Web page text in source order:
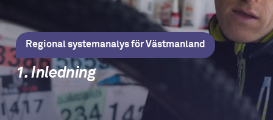
Regional systemanalys för Västmanland
1. Inledning